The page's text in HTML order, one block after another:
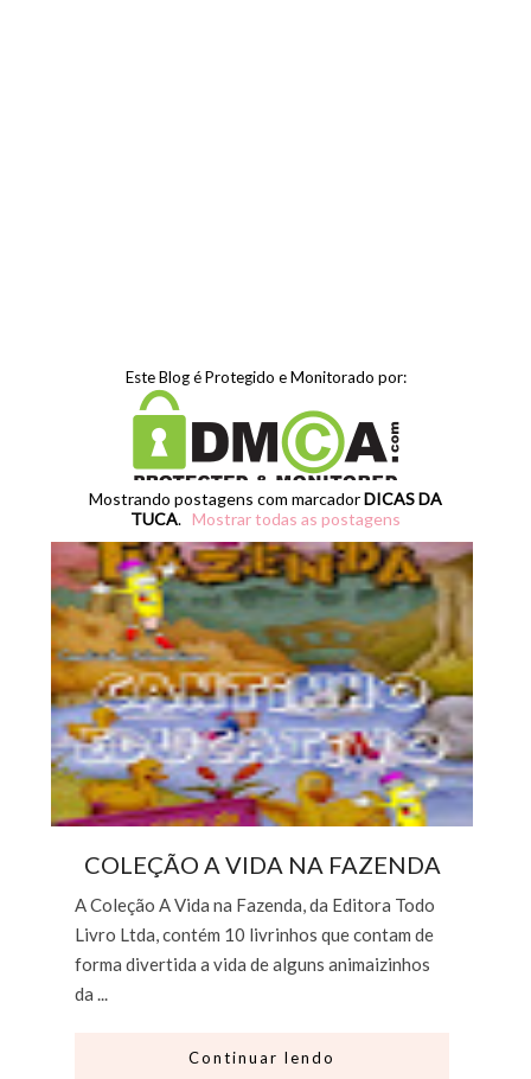
Este Blog é Protegido e Monitorado por:
Mostrando postagens com marcadorDICAS DA
TUCA. Mostrar todas as postagens
COLEÇÃO A VIDA NA FAZENDA
A Coleção A Vida na Fazenda, da Editora Todo
Livro Ltda, contém 10 livrinhos que contam de
forma divertida a vida de alguns animaizinhos
da ...
Continuar lendo